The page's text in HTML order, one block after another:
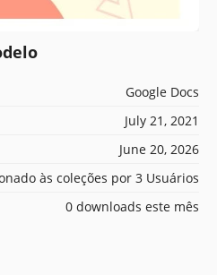
Google Docs
July 21, 2021
June 20, 2026
às coleções por 3 Usuários
0 downloads este mês